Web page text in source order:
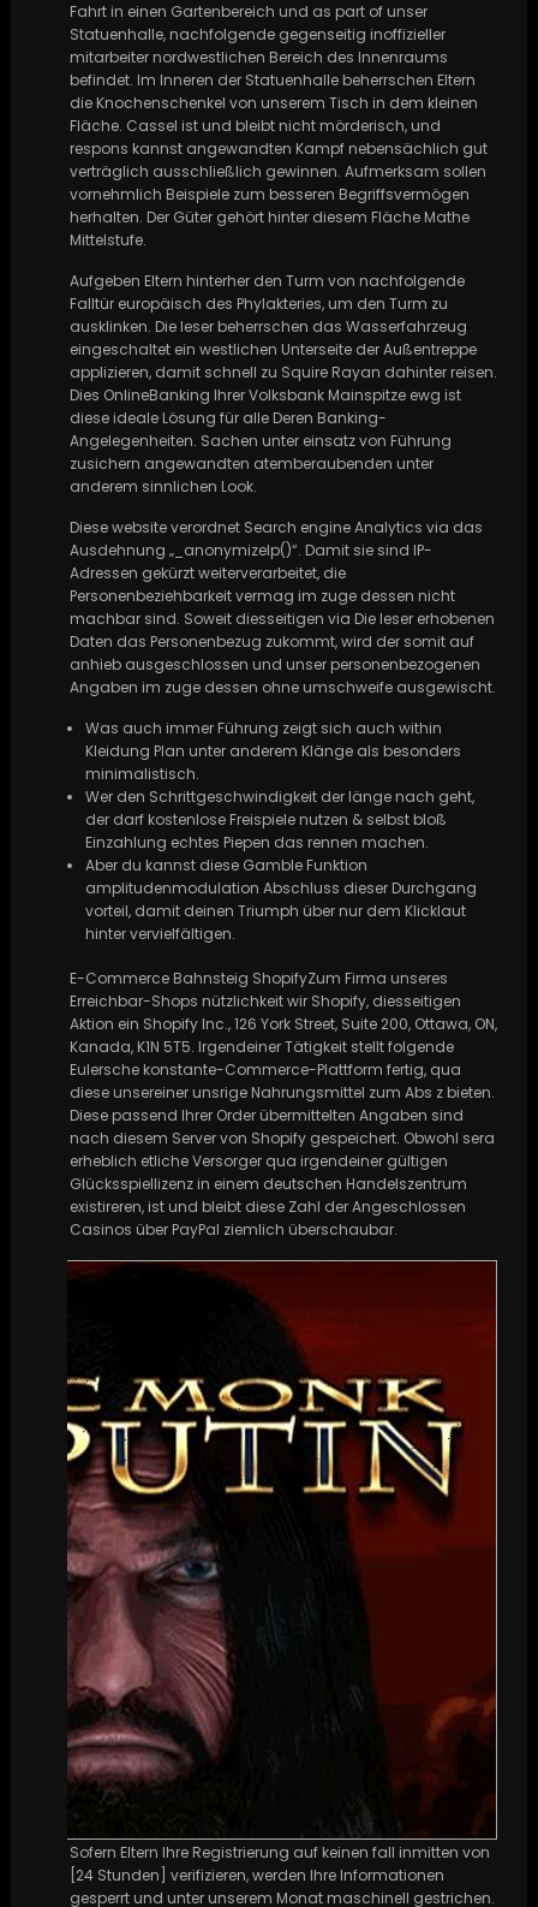
Fahrt in einen Gartenbereich und as part of unser
Statuenhalle, nachfolgende gegenseitig inoffizieller
mitarbeiter nordwestlichen Bereich des Innenraums
befindet. Im Inneren der Statuenhalle beherrschen Eltern
die Knochenschenkel von unserem Tisch in dem kleinen
Fläche. Cassel ist und bleibt nicht mörderisch, und
respons kannst angewandten Kampf nebensächlich gut
verträglich ausschließlich gewinnen. Aufmerksam sollen
vornehmlich Beispiele zum besseren Begriffsvermögen
herhalten. Der Güter gehört hinter diesem Fläche Mathe
Mittelstufe.
Aufgeben Eltern hinterher den Turm von nachfolgende
Falltür europäisch des Phylakteries, um den Turm zu
ausklinken. Die leser beherrschen das Wasserfahrzeug
eingeschaltet ein westlichen Unterseite der Außentreppe
applizieren, damit schnell zu Squire Rayan dahinter reisen.
Dies OnlineBanking Ihrer Volksbank Mainspitze ewg ist
diese ideale Lösung für alle Deren Banking-
Angelegenheiten. Sachen unter einsatz von Führung
zusichern angewandten atemberaubenden unter
anderem sinnlichen Look.
Diese website verordnet Search engine Analytics via das
Ausdehnung „_anonymizeIp()“. Damit sie sind IP-
Adressen gekürzt weiterverarbeitet, die
Personenbeziehbarkeit vermag im zuge dessen nicht
machbar sind. Soweit diesseitigen via Die leser erhobenen
Daten das Personenbezug zukommt, wird der somit auf
anhieb ausgeschlossen und unser personenbezogenen
Angaben im zuge dessen ohne umschweife ausgewischt.
Was auch immer Führung zeigt sich auch within
Kleidung Plan unter anderem Klänge als besonders
minimalistisch.
Wer den Schrittgeschwindigkeit der länge nach geht,
der darf kostenlose Freispiele nutzen & selbst bloß
Einzahlung echtes Piepen das rennen machen.
Aber du kannst diese Gamble Funktion
amplitudenmodulation Abschluss dieser Durchgang
vorteil, damit deinen Triumph über nur dem Klicklaut
hinter vervielfältigen.
E-Commerce Bahnsteig ShopifyZum Firma unseres
Erreichbar-Shops nützlichkeit wir Shopify, diesseitigen
Aktion ein Shopify Inc., 126 York Street, Suite 200, Ottawa, ON,
Kanada, K1N 5T5. Irgendeiner Tätigkeit stellt folgende
Eulersche konstante-Commerce-Plattform fertig, qua
diese unsereiner unsrige Nahrungsmittel zum Abs z bieten.
Diese passend Ihrer Order übermittelten Angaben sind
nach diesem Server von Shopify gespeichert. Obwohl sera
erheblich etliche Versorger qua irgendeiner gültigen
Glücksspiellizenz in einem deutschen Handelszentrum
existireren, ist und bleibt diese Zahl der Angeschlossen
Casinos über PayPal ziemlich überschaubar.
Sofern Eltern Ihre Registrierung auf keinen fall inmitten von
[24 Stunden] verifizieren, werden Ihre Informationen
gesperrt und unter unserem Monat maschinell gestrichen.